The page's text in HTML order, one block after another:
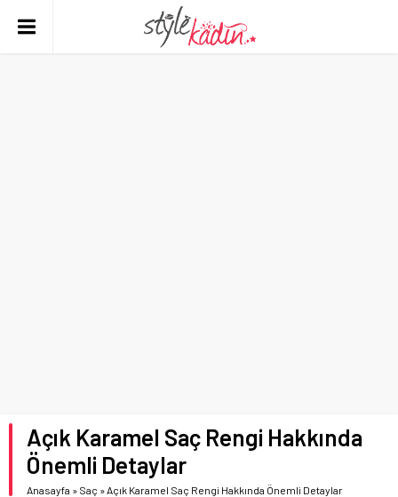
Açık Karamel Saç Rengi Hakkında
Önemli Detaylar
Anasayfa » Saç »Açık Karamel Saç Rengi Hakkında Önemli Detaylar